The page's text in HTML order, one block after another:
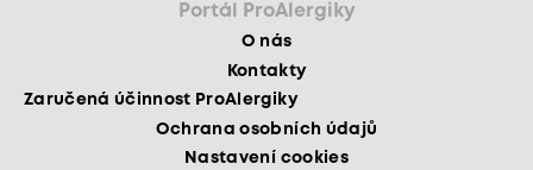
Portál ProAlergiky
O nás
Kontakty
Zaručená účinnost ProAlergiky
Ochrana osobních údajů
Nastavení cookies